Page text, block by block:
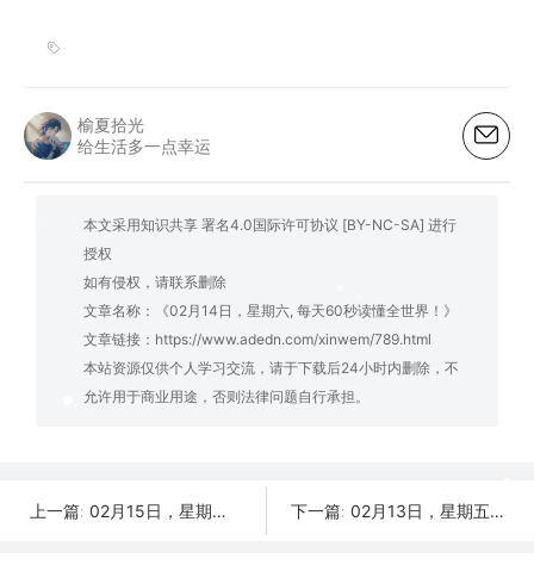
榆夏拾光
给生活多一点幸运
本文采用知识共享 署名4.0国际许可协议 [BY-NC-SA] 进行
授权
如有侵权，请联系删除
文章名称：《02月14日，星期六, 每天60秒读懂全世界！》
文章链接： https://www.adedn.com/xinwem/789.html
本站资源仅供个人学习交流，请于下载后24小时内删除，不
允许用于商业用途，否则法律问题自行承担。
上一篇: 02月15日，星期日, 每天60秒读懂全世界！ 下一篇: 02月13日，星期五, 每天60秒读懂全世界！